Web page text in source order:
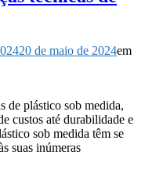
20 de maio de 2024em
de plástico sob medida,
custos até durabilidade e
sob medida têm se
suas inúmeras